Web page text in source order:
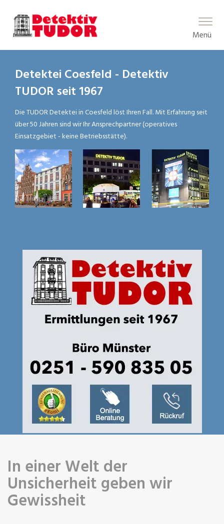
Main Menu
Menü
Detektei Coesfeld - Detektiv
TUDOR seit 1967
Die TUDOR Detektei in Coesfeld löst Ihren Fall. Mit Erfahrung seit
über 50 Jahren sind wir Ihr Ansprechpartner (operatives
Einsatzgebiet - keine Betriebsstätte).
In einer Welt der
Unsicherheit geben wir
Gewissheit